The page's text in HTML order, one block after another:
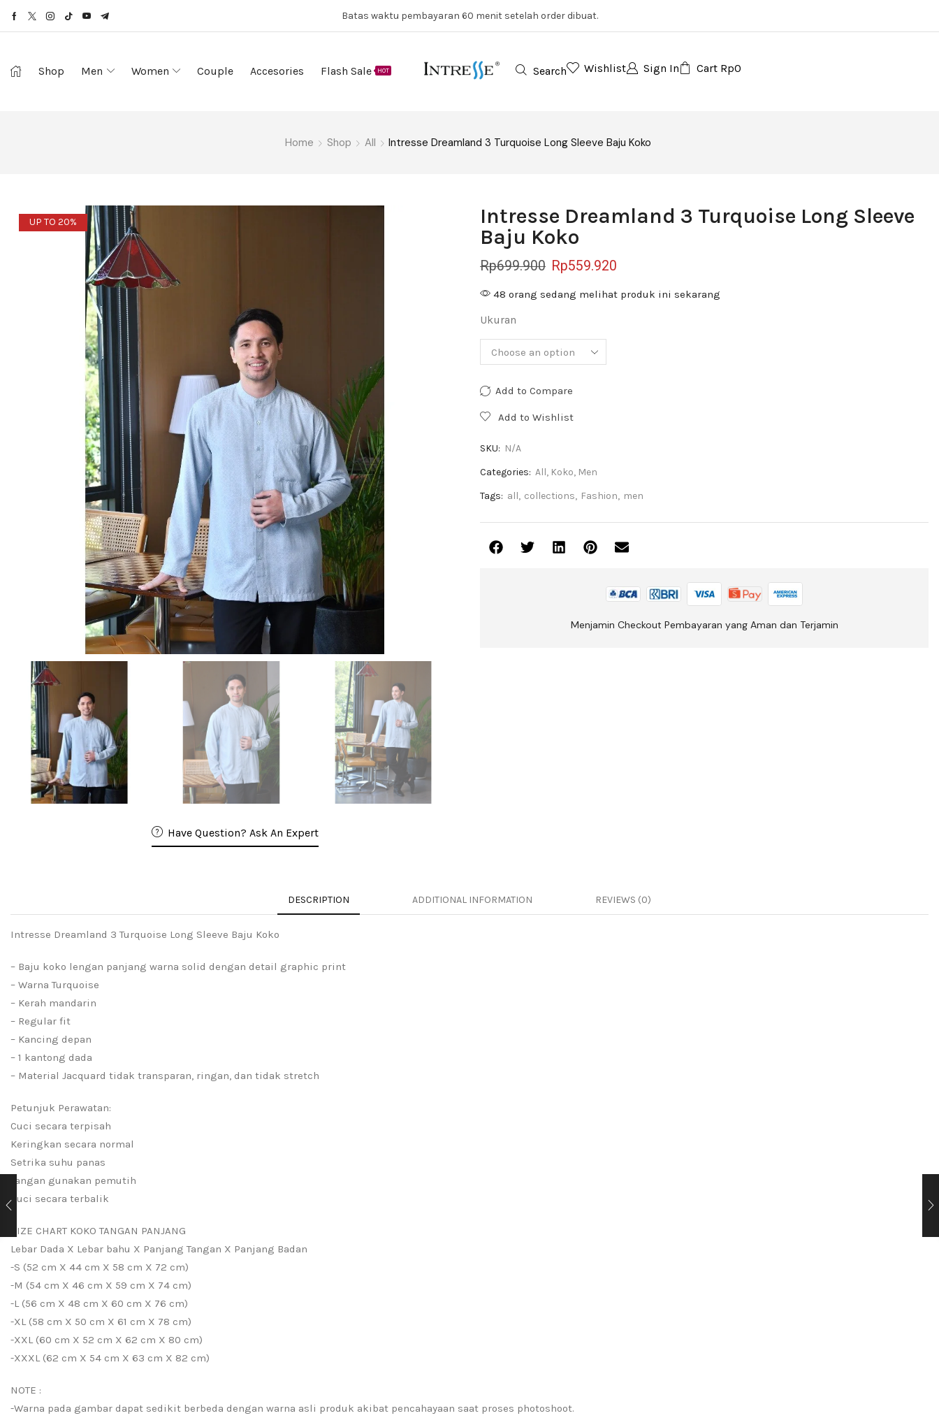
Batas waktu pembayaran 60 menit setelah order dibuat.
Shop Men Women Couple Accesories Flash Sale HOT Search Wishlist Sign In Cart Rp0
Home Shop All Intresse Dreamland 3 Turquoise Long Sleeve Baju Koko
UP TO 20%
Have Question? Ask An Expert
Intresse Dreamland 3 Turquoise Long Sleeve
Baju Koko
Rp699.900 Rp559.920
48 orang sedang melihat produk ini sekarang
Ukuran
Add to Compare
Add to Wishlist
SKU: N/A
Categories: All, Koko, Men
Tags: all, collections, Fashion, men
Menjamin Checkout Pembayaran yang Aman dan Terjamin
DESCRIPTION ADDITIONAL INFORMATION REVIEWS (0)
Intresse Dreamland 3 Turquoise Long Sleeve Baju Koko
– Baju koko lengan panjang warna solid dengan detail graphic print
– Warna Turquoise
– Kerah mandarin
– Regular fit
– Kancing depan
– 1 kantong dada
– Material Jacquard tidak transparan, ringan, dan tidak stretch
Petunjuk Perawatan:
Cuci secara terpisah
Keringkan secara normal
Setrika suhu panas
Jangan gunakan pemutih
Cuci secara terbalik
SIZE CHART KOKO TANGAN PANJANG
Lebar Dada X Lebar bahu X Panjang Tangan X Panjang Badan
-S (52 cm X 44 cm X 58 cm X 72 cm)
-M (54 cm X 46 cm X 59 cm X 74 cm)
-L (56 cm X 48 cm X 60 cm X 76 cm)
-XL (58 cm X 50 cm X 61 cm X 78 cm)
-XXL (60 cm X 52 cm X 62 cm X 80 cm)
-XXXL (62 cm X 54 cm X 63 cm X 82 cm)
NOTE :
-Warna pada gambar dapat sedikit berbeda dengan warna asli produk akibat pencahayaan saat proses photoshoot.